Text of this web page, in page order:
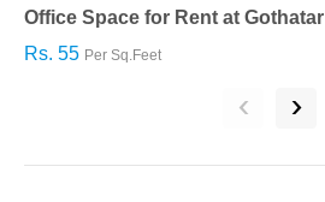
Office Space for Rent at Gothatar
Rs. 55 Per Sq.Feet
‹ ›